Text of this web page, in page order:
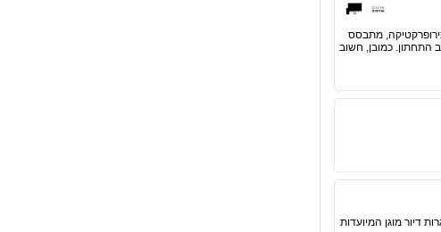
מתבסס
השדרה והגב התחתון. כמובן, חשוב
דיור מוגן המיועדות